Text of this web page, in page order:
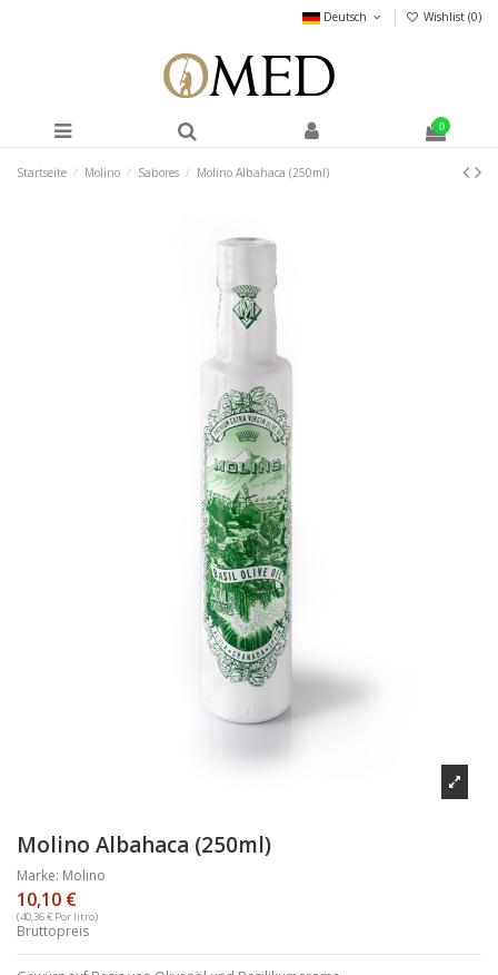
Deutsch Wishlist (0)
0
Startseite Molino Sabores Molino Albahaca (250ml)
Molino Albahaca (250ml)
Marke: Molino
10,10 €
(40,36 € Por litro)
Bruttopreis